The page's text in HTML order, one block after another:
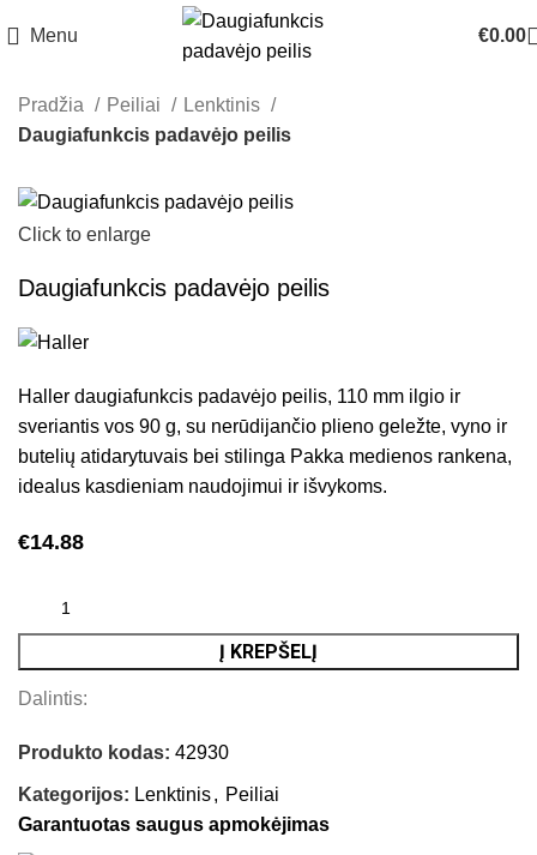
Menu €0.00
Pradžia Peiliai
Lenktinis
Daugiafunkcis padavėjo peilis
Click to enlarge
Daugiafunkcis padavėjo peilis
Haller daugiafunkcis padavėjo peilis, 110 mm ilgio ir
sveriantis vos 90 g, su nerūdijančio plieno geležte, vyno ir
butelių atidarytuvais bei stilinga Pakka medienos rankena,
idealus kasdieniam naudojimui ir išvykoms.
€14.88
Į KREPŠELĮ
Dalintis:
Produkto kodas:42930
Kategorijos: Lenktinis, Peiliai
Garantuotas saugus apmokėjimas